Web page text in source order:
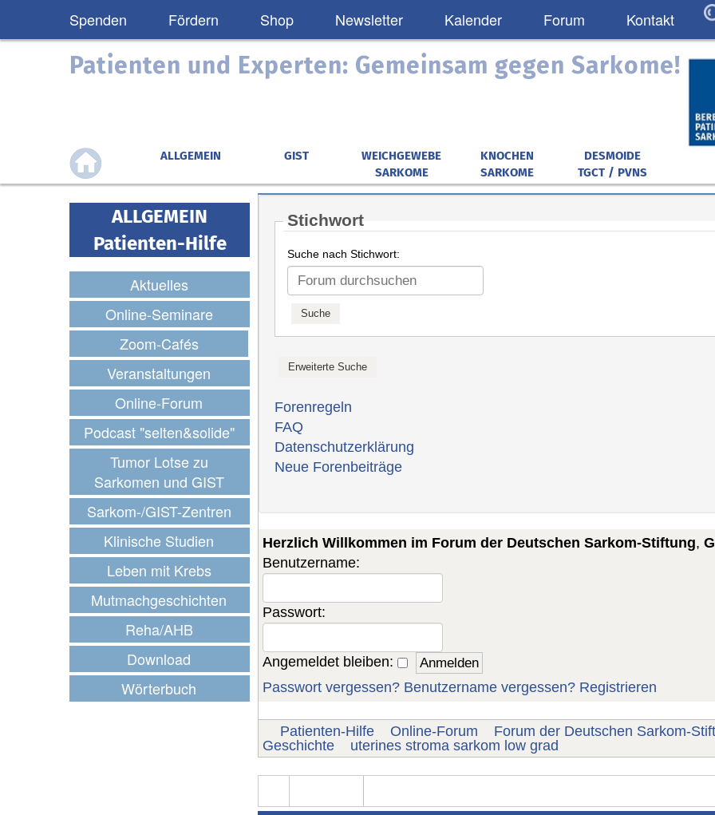
Spenden Fördern Shop Newsletter Kalender Forum Kontakt
Patienten und Experten: Gemeinsam gegen Sarkome!
ALLGEMEIN GIST
WEICHGEWEBE
SARKOME
KNOCHEN
SARKOME
DESMOIDE
TGCT / PVNS
ALLGEMEIN
Patienten-Hilfe
Aktuelles
Online-Seminare
Zoom-Cafés
Veranstaltungen
Online-Forum
Podcast "selten&solide"
Tumor Lotse zu
Sarkomen und GIST
Sarkom-/GIST-Zentren
Klinische Studien
Leben mit Krebs
Mutmachgeschichten
Reha/AHB
Download
Wörterbuch
Stichwort
Suche nach Stichwort:
Forenregeln
FAQ
Datenschutzerklärung
Neue Forenbeiträge
Herzlich Willkommen im Forum der Deutschen Sarkom-Stiftung,
Benutzername:
Passwort:
Angemeldet bleiben:
Passwort vergessen? Benutzername vergessen? Registrieren
Patienten-Hilfe Online-Forum
Forum der Deutschen Sarkom-
Geschichte
uterines stroma sarkom low grad